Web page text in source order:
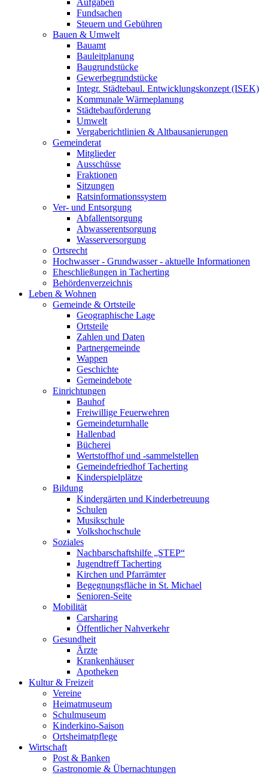
Aufgaben
Fundsachen
Steuern und Gebühren
Bauen & Umwelt
Bauamt
Bauleitplanung
Baugrundstücke
Gewerbegrundstücke
Integr. Städtebaul. Entwicklungskonzept (ISEK)
Kommunale Wärmeplanung
Städtebauförderung
Umwelt
Vergaberichtlinien & Altbausanierungen
Gemeinderat
Mitglieder
Ausschüsse
Fraktionen
Sitzungen
Ratsinformationssystem
Ver- und Entsorgung
Abfallentsorgung
Abwasserentsorgung
Wasserversorgung
Ortsrecht
Hochwasser - Grundwasser - aktuelle Informationen
Eheschließungen in Tacherting
Behördenverzeichnis
Leben & Wohnen
Gemeinde & Ortsteile
Geographische Lage
Ortsteile
Zahlen und Daten
Partnergemeinde
Wappen
Geschichte
Gemeindebote
Einrichtungen
Bauhof
Freiwillige Feuerwehren
Gemeindeturnhalle
Hallenbad
Bücherei
Wertstoffhof und -sammelstellen
Gemeindefriedhof Tacherting
Kinderspielplätze
Bildung
Kindergärten und Kinderbetreuung
Schulen
Musikschule
Volkshochschule
Soziales
Nachbarschaftshilfe „STEP“
Jugendtreff Tacherting
Kirchen und Pfarrämter
Begegnungsfläche in St. Michael
Senioren-Seite
Mobilität
Carsharing
Öffentlicher Nahverkehr
Gesundheit
Ärzte
Krankenhäuser
Apotheken
Kultur & Freizeit
Vereine
Heimatmuseum
Schulmuseum
Kinderkino-Saison
Ortsheimatpflege
Wirtschaft
Post & Banken
Gastronomie & Übernachtungen